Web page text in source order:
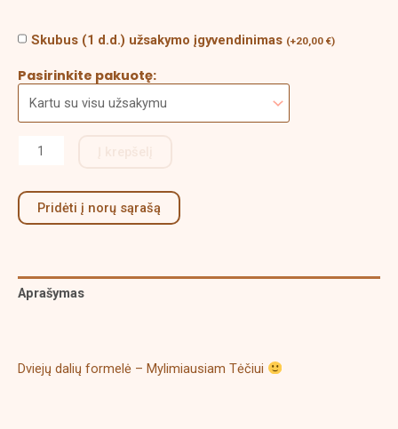
Skubus (1 d.d.) užsakymo įgyvendinimas (+20,00 €)
Pasirinkite pakuotę:
Pridėti į norų sąrašą
Aprašymas
Dviejų dalių formelė – Mylimiausiam Tėčiui